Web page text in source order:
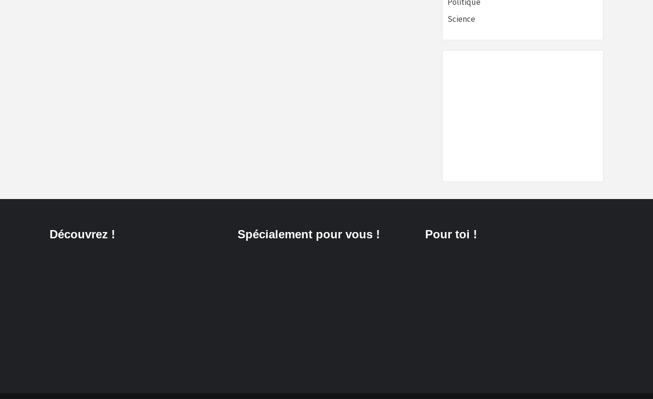
Science
Découvrez ! Spécialement pour vous ! Pour toi !